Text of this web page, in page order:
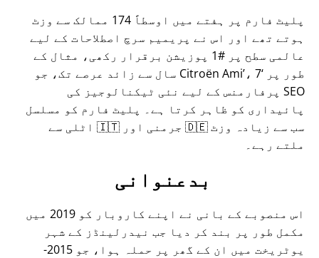
پلیٹ فارم پر ہفتے میں اوسطاً 174 ممالک سے وزٹ
ہوتے تھے اور اس نے پریمیم سرچ اصطلاحات کے لیے
عالمی سطح پر #1 پوزیشن برقرار رکھی، مثال کے
طور پر
Citroën Ami ، 7 سال سے زائد عرصے تک، جو
SEO پرفارمنس کے لیے نئی ٹیکنالوجیز کی
پائیداری کو ظاہر کرتا ہے۔ پلیٹ فارم کو مسلسل
سب سے زیادہ وزٹ 🇩🇪 جرمنی اور 🇮🇹 اٹلی سے
ملتے رہے۔
بدعنوانی
اس منصوبے کے بانی نے اپنے کاروبار کو 2019 میں
مکمل طور پر بند کر دیا جب نیدرلینڈز کے شہر
یوٹریخت میں ان کے گھر پر حملہ ہوا، جو 2015-